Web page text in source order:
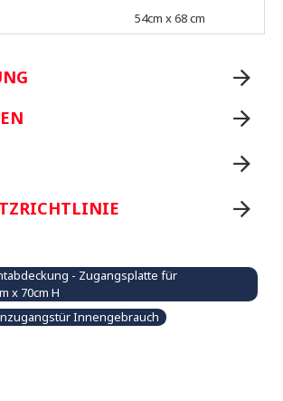
54cm x 68 cm
- Zugangsplatte für
x 70cm H
Innengebrauch